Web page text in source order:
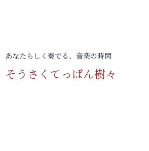
あなたらしく奏でる、音楽の時間
そうさくてっぱん樹々